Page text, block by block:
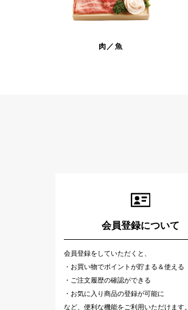
肉／魚
会員登録について
会員登録をしていただくと、
・お買い物でポイントが貯まる＆使える
・ご注文履歴の確認ができる
・お気に入り商品の登録が可能に
など、便利な機能をご利用いただけます。